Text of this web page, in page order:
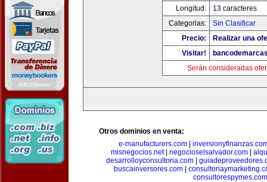
Longitud:
13 caracteres
Categorias:
Sin Clasificar
Precio:
Realizar una
Visitar!
Serán consideradas
Otros dominios en venta:
e-manufacturers.com|
misnegocios.net| negocioselsalvador.com|
desarrolloyconsultoria.com
buscainversores.com|
consultorespymes.com